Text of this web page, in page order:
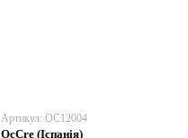
Артикул: OC12004
OcCre (Іспанія)